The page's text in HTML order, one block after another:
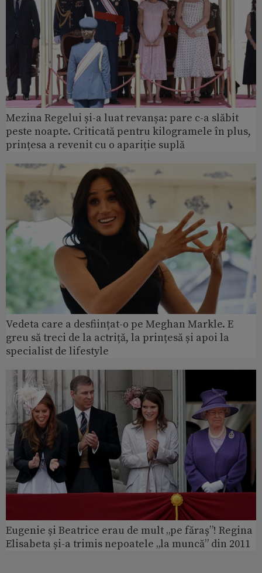
Mezina Regelui și-a luat revanșa: pare c-a slăbit
peste noapte. Criticată pentru kilogramele în plus,
prințesa a revenit cu o apariție suplă
Vedeta care a desființat-o pe Meghan Markle. E
greu să treci de la actriță, la prințesă și apoi la
specialist de lifestyle
Eugenie și Beatrice erau de mult „pe făraș”! Regina
Elisabeta și-a trimis nepoatele „la muncă” din 2011